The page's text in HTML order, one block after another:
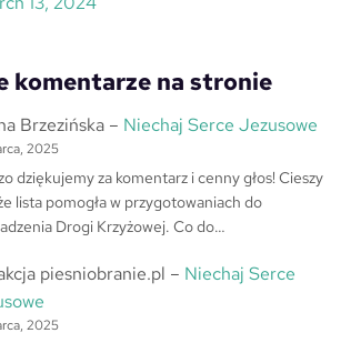
komentarze na stronie
Brzezińska – Niechaj Serce Jezusowe
2025
dziękujemy za komentarz i cenny głos! Cieszy
lista pomogła w przygotowaniach do
Drogi Krzyżowej. Co do…
piesniobranie.pl – Niechaj Serce
2025